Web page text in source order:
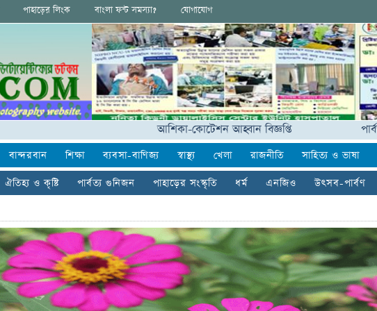
পাহাড়ের লিংক বাংলা ফন্ট সমস্যা? যোগাযোগ
আশিকা-কোটেশন আহ্বান বিজ্ঞপ্তি
বান্দরবান শিক্ষা ব্যবসা-বাণিজ্য স্বাস্থ্য খেলা রাজনীতি সাহিত্য ও ভাষা
ঐতিহ্য ও কৃষ্টি পার্বত্য গুনিজন পাহাড়ের সংস্কৃতি ধর্ম এনজিও উৎসব-পার্বণ